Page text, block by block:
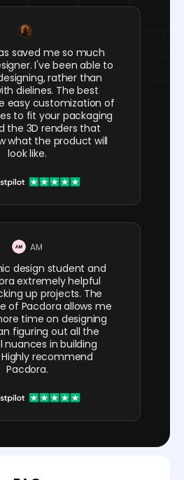
saved me so much
I've been able to
rather than
dielines. The best
easy customization of
to fit your packaging
the 3D renders that
what the product will
look like.
AM
design student and
extremely helpful
up projects. The
of Pacdora allows me
time on designing
figuring out all the
nuances in building
Highly recommend
Pacdora.